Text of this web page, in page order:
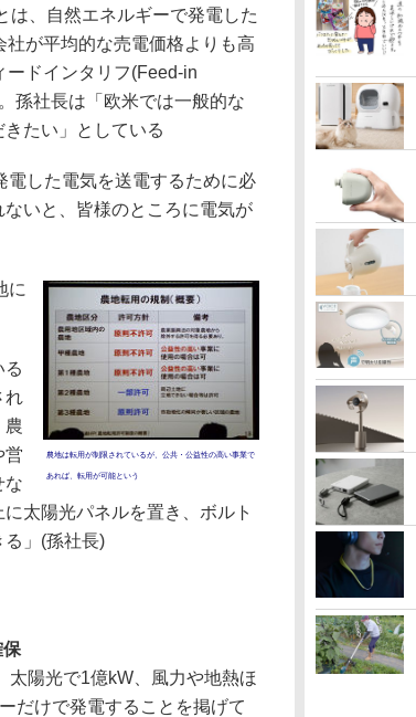
、自然エネルギーで発電した
社が平均的な売電価格よりも高
ードインタリフ(Feed-in
孫社長は「欧米では一般的な
たい」としている
した電気を送電するために必
いと、皆様のところに電気が
農地は転用が制限されているが、公共・公益性の高い事業で
あれば、転用が可能という
に
れ
農
営
な
太陽光パネルを置き、ボルト
る」(孫社長)
保
陽光で1億kW、風力や地熱ほ
だけで発電することを掲げて